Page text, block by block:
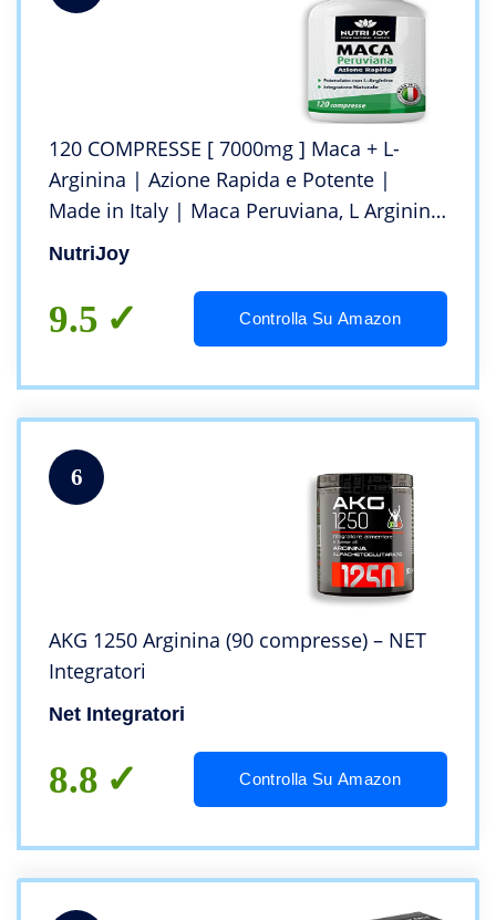
120 COMPRESSE [ 7000mg ] Maca + L-
Arginina | Azione Rapida e Potente |
Made in Italy | Maca Peruviana, L Arginina,
Vitamina C, B6, B12 e Zinco
NutriJoy
9.5 Controlla Su Amazon
6
AKG 1250 Arginina (90 compresse) – NET
Integratori
Net Integratori
8.8 Controlla Su Amazon